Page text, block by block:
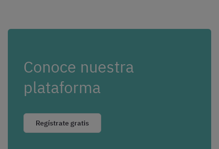
Conoce nuestra
plataforma
Regístrate gratis